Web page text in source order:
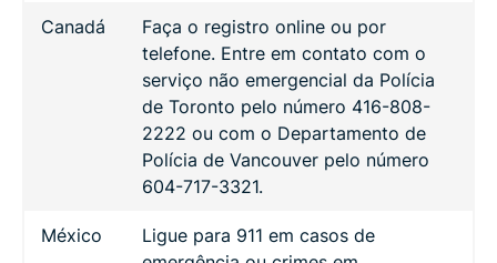
Canadá
Faça o registro online ou por
telefone. Entre em contato com o
serviço não emergencial da Polícia
de Toronto pelo número 416-808-
2222 ou com o Departamento de
Polícia de Vancouver pelo número
604-717-3321.
México
Ligue para 911 em casos de